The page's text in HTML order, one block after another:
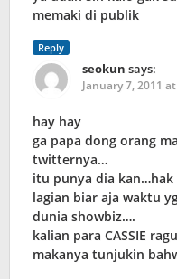
memaki di publik
Reply
seokun says:
January 7, 2011
hay hay
ga papa dong orang
twitternya…
itu punya dia
lagian biar aja waktu
dunia showbiz….
kalian para CASSIE
makanya tunjukin